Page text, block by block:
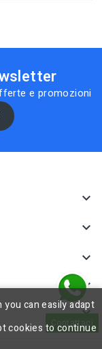
e promozioni





can easily adapt
cookies to continue
Contattaci